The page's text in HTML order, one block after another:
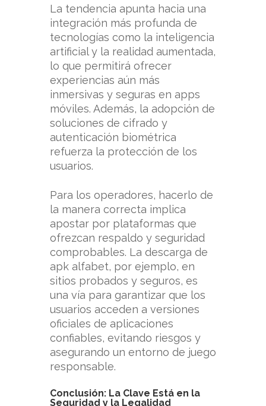
La tendencia apunta hacia una
integración más profunda de
tecnologías como la inteligencia
artificial y la realidad aumentada,
lo que permitirá ofrecer
experiencias aún más
inmersivas y seguras en apps
móviles. Además, la adopción de
soluciones de cifrado y
autenticación biométrica
refuerza la protección de los
usuarios.
Para los operadores, hacerlo de
la manera correcta implica
apostar por plataformas que
ofrezcan respaldo y seguridad
comprobables. La descarga de
apk alfabet, por ejemplo, en
sitios probados y seguros, es
una vía para garantizar que los
usuarios acceden a versiones
oficiales de aplicaciones
confiables, evitando riesgos y
asegurando un entorno de juego
responsable.
Conclusión: La Clave Está en la
Seguridad y la Legalidad